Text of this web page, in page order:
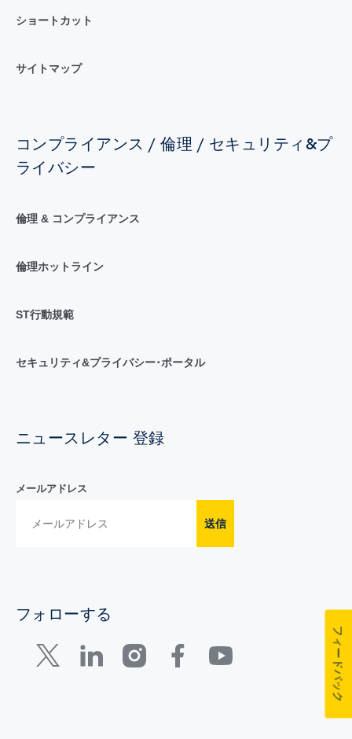
ショートカット
サイトマップ
コンプライアンス / 倫理 / セキュリティ&プ
ライバシー
倫理 & コンプライアンス
倫理ホットライン
ST行動規範
セキュリティ&プライバシー･ポータル
ニュースレター 登録
メールアドレス
送信
フォローする
フィードバック